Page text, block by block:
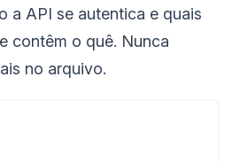
a API se autentica e quais
contêm o quê. Nunca
no arquivo.